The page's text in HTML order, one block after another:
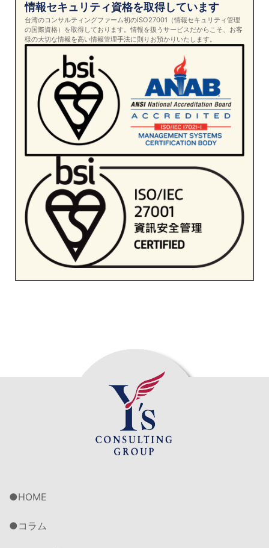
情報セキュリティ資格を取得しています
台湾のコンサルティングファーム初のISO27001（情報セキュリティ管理
の国際資格）を取得しております。情報を扱うサービスだからこそ、お客
様の大切な情報を高い情報管理手法に則りお預かりいたします。
HOME
コラム